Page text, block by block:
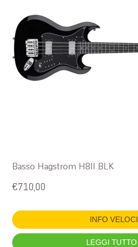
Basso Hagstrom H8II BLK
€710,00
INFO VELOCI
LEGGI TUTTO